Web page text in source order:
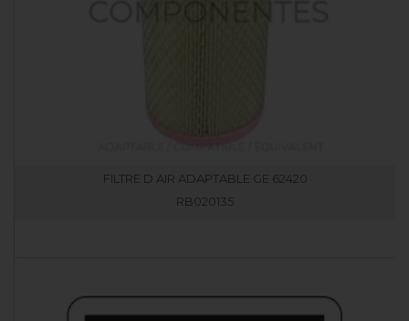
FILTRE D AIR ADAPTABLE GE 62420
RB020135